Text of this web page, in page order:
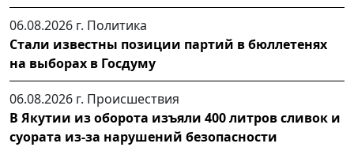
06.08.2026 г. Политика
Стали известны позиции партий в бюллетенях
на выборах в Госдуму
06.08.2026 г. Происшествия
В Якутии из оборота изъяли 400 литров сливок и
суората из-за нарушений безопасности